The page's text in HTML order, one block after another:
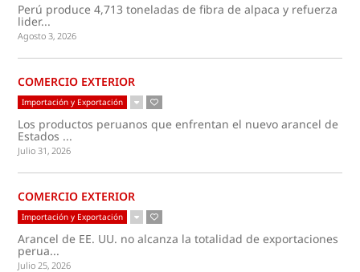
Perú produce 4,713 toneladas de fibra de alpaca y refuerza
lider...
Agosto 3, 2026
COMERCIO EXTERIOR
Importación y Exportación
Los productos peruanos que enfrentan el nuevo arancel de
Estados ...
Julio 31, 2026
COMERCIO EXTERIOR
Importación y Exportación
Arancel de EE. UU. no alcanza la totalidad de exportaciones
perua...
Julio 25, 2026